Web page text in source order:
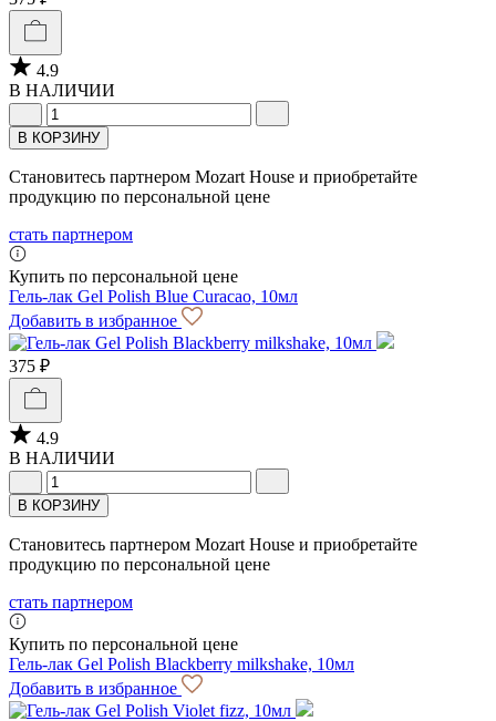
4.9
В НАЛИЧИИ
В КОРЗИНУ
Становитесь партнером Mozart House и приобретайте
продукцию по персональной цене
стать партнером
Купить по персональной цене
Гель-лак Gel Polish Blue Curacao, 10мл
Добавить в избранное
375 ₽
4.9
В НАЛИЧИИ
В КОРЗИНУ
Становитесь партнером Mozart House и приобретайте
продукцию по персональной цене
стать партнером
Купить по персональной цене
Гель-лак Gel Polish Blackberry milkshake, 10мл
Добавить в избранное